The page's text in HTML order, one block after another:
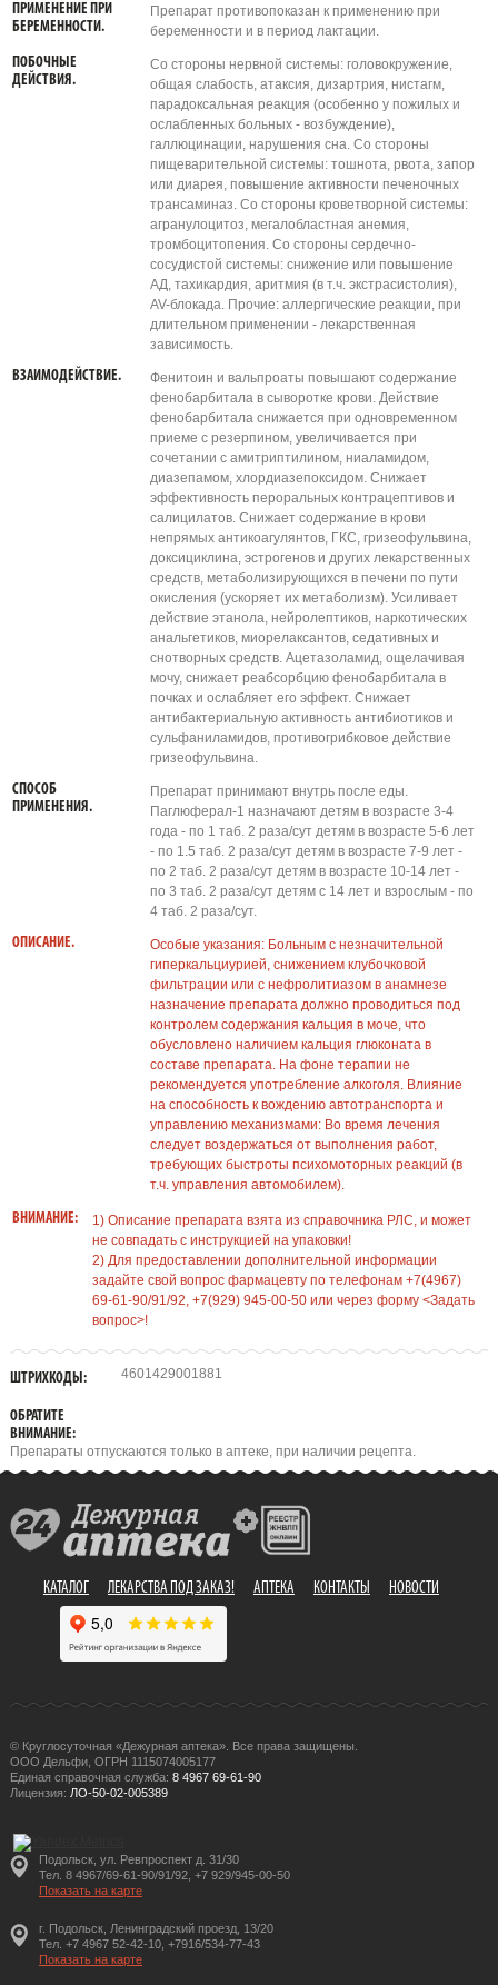
ПРИМЕНЕНИЕ ПРИ
БЕРЕМЕННОСТИ.
Препарат противопоказан к применению при
беременности и в период лактации.
ПОБОЧНЫЕ
ДЕЙСТВИЯ.
Со стороны нервной системы: головокружение,
общая слабость, атаксия, дизартрия, нистагм,
парадоксальная реакция (особенно у пожилых и
ослабленных больных - возбуждение),
галлюцинации, нарушения сна. Со стороны
пищеварительной системы: тошнота, рвота, запор
или диарея, повышение активности печеночных
трансаминаз. Со стороны кроветворной системы:
агранулоцитоз, мегалобластная анемия,
тромбоцитопения. Со стороны сердечно-
сосудистой системы: снижение или повышение
АД, тахикардия, аритмия (в т.ч. экстрасистолия),
AV-блокада. Прочие: аллергические реакции, при
длительном применении - лекарственная
зависимость.
ВЗАИМОДЕЙСТВИЕ.
Фенитоин и вальпроаты повышают содержание
фенобарбитала в сыворотке крови. Действие
фенобарбитала снижается при одновременном
приеме с резерпином, увеличивается при
сочетании с амитриптилином, ниаламидом,
диазепамом, хлордиазепоксидом. Снижает
эффективность пероральных контрацептивов и
салицилатов. Снижает содержание в крови
непрямых антикоагулянтов, ГКС, гризеофульвина,
доксициклина, эстрогенов и других лекарственных
средств, метаболизирующихся в печени по пути
окисления (ускоряет их метаболизм). Усиливает
действие этанола, нейролептиков, наркотических
анальгетиков, миорелаксантов, седативных и
снотворных средств. Ацетазоламид, ощелачивая
мочу, снижает реабсорбцию фенобарбитала в
почках и ослабляет его эффект. Снижает
антибактериальную активность антибиотиков и
сульфаниламидов, противогрибковое действие
гризеофульвина.
СПОСОБ
ПРИМЕНЕНИЯ.
Препарат принимают внутрь после еды.
Паглюферал-1 назначают детям в возрасте 3-4
года - по 1 таб. 2 раза/сут детям в возрасте 5-6 лет
- по 1.5 таб. 2 раза/сут детям в возрасте 7-9 лет -
по 2 таб. 2 раза/сут детям в возрасте 10-14 лет -
по 3 таб. 2 раза/сут детям с 14 лет и взрослым - по
4 таб. 2 раза/сут.
ОПИСАНИЕ.
Особые указания: Больным с незначительной
гиперкальциурией, снижением клубочковой
фильтрации или с нефролитиазом в анамнезе
назначение препарата должно проводиться под
контролем содержания кальция в моче, что
обусловлено наличием кальция глюконата в
составе препарата. На фоне терапии не
рекомендуется употребление алкоголя. Влияние
на способность к вождению автотранспорта и
управлению механизмами: Во время лечения
следует воздержаться от выполнения работ,
требующих быстроты психомоторных реакций (в
т.ч. управления автомобилем).
ВНИМАНИЕ:
1) Описание препарата взята из справочника РЛС, и может
не совпадать с инструкцией на упаковки!
2) Для предоставлении дополнительной информации
задайте свой вопрос фармацевту по телефонам +7(4967)
69-61-90/91/92, +7(929) 945-00-50 или через форму <Задать
вопрос>!
ШТРИХКОДЫ: 4601429001881
ОБРАТИТЕ
ВНИМАНИЕ:
Препараты отпускаются только в аптеке, при наличии рецепта.
КАТАЛОГ ЛЕКАРСТВА ПОД ЗАКАЗ! АПТЕКА КОНТАКТЫ НОВОСТИ
© Круглосуточная «Дежурная аптека». Все права защищены.
ООО Дельфи, ОГРН 1115074005177
Единая справочная служба: 8 4967 69-61-90
Лицензия: ЛО-50-02-005389
Подольск, ул. Ревпроспект д. 31/30
Тел. 8 4967/69-61-90/91/92, +7 929/945-00-50
Показать на карте
г. Подольск, Ленинградский проезд, 13/20
Тел. +7 4967 52-42-10, +7916/534-77-43
Показать на карте